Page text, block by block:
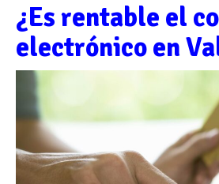
¿Es rentable el
electrónico en